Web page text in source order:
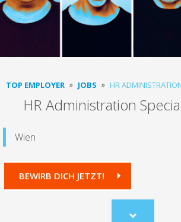
TOP EMPLOYER JOBS HR
HR Administration
Wien
BEWIRB DICH JETZT!
Scroll